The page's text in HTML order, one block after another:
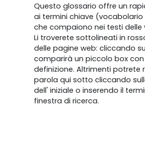
Questo glossario offre un
ai termini chiave
che compaiono nei testi delle
Li troverete sottolineati in
delle pagine web: cliccando
comparirà un piccolo box con
definizione. Altrimenti potrete
parola qui sotto cliccando
dell' iniziale o inserendo il
finestra di ricerca.